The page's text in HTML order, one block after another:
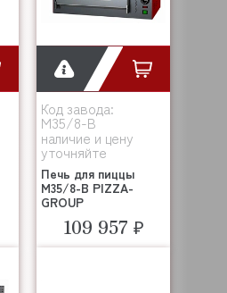
Код завода:
M35/8-B
наличие и цену
уточняйте
Печь для пиццы
M35/8-B PIZZA-
GROUP
109 957 ₽